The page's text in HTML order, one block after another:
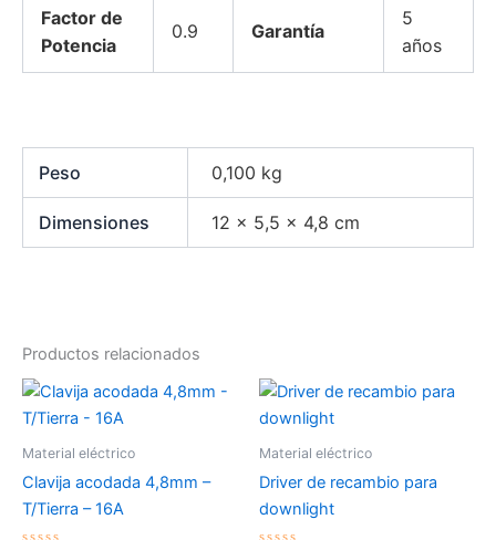
Factor de
Potencia
0.9 Garantía
5
años
Peso 0,100 kg
Dimensiones 12 × 5,5 × 4,8 cm
Productos relacionados
Material eléctrico
Clavija acodada 4,8mm –
T/Tierra – 16A
Material eléctrico
Driver de recambio para
downlight